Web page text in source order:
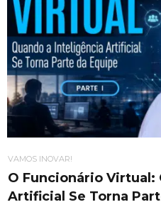
VAMOS INOVAR!
O Funcionário
Artificial Se Torna